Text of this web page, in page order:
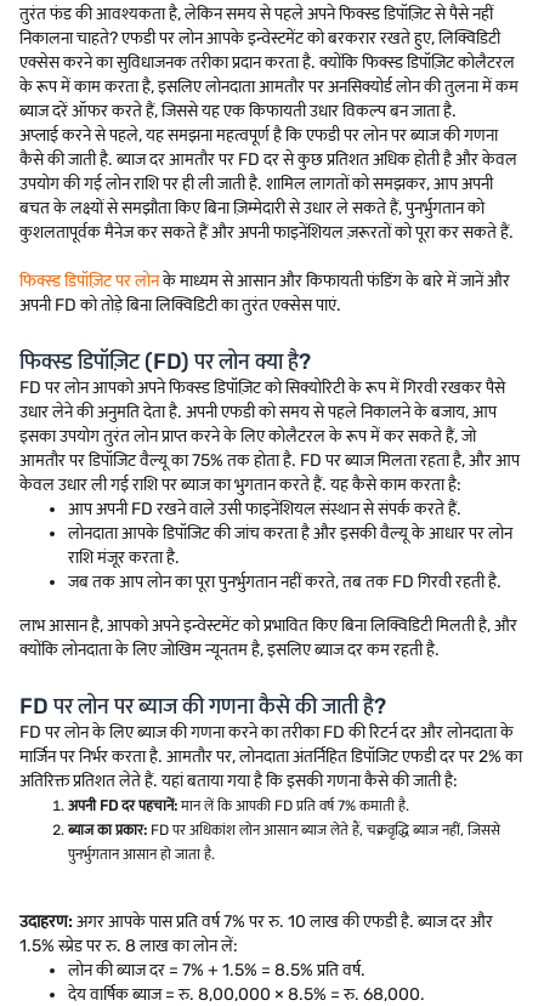
तुरंत फंड की आवश्यकता है, लेकिन समय से पहले अपने फिक्स्ड डिपॉज़िट से पैसे नहीं
निकालना चाहते? एफडी पर लोन आपके इन्वेस्टमेंट को बरकरार रखते हुए, लिक्विडिटी
एक्सेस करने का सुविधाजनक तरीका प्रदान करता है. क्योंकि फिक्स्ड डिपॉज़िट कोलैटरल
के रूप में काम करता है, इसलिए लोनदाता आमतौर पर अनसिक्योर्ड लोन की तुलना में कम
ब्याज दरें ऑफर करते हैं, जिससे यह एक किफायती उधार विकल्प बन जाता है.
अप्लाई करने से पहले, यह समझना महत्वपूर्ण है कि एफडी पर लोन पर ब्याज की गणना
कैसे की जाती है. ब्याज दर आमतौर पर FD दर से कुछ प्रतिशत अधिक होती है और केवल
उपयोग की गई लोन राशि पर ही ली जाती है. शामिल लागतों को समझकर, आप अपनी
बचत के लक्ष्यों से समझौता किए बिना ज़िम्मेदारी से उधार ले सकते हैं, पुनर्भुगतान को
कुशलतापूर्वक मैनेज कर सकते हैं और अपनी फाइनेंशियल ज़रूरतों को पूरा कर सकते हैं.
फिक्स्ड डिपॉज़िट पर लोनके माध्यम से आसान और किफायती फंडिंग के बारे में जानें और
अपनी FD को तोड़े बिना लिक्विडिटी का तुरंत एक्सेस पाएं.
फिक्स्ड डिपॉज़िट (FD) पर लोन क्या है?
FD पर लोन आपको अपने फिक्स्ड डिपॉज़िट को सिक्योरिटी के रूप में गिरवी रखकर पैसे
उधार लेने की अनुमति देता है. अपनी एफडी को समय से पहले निकालने के बजाय, आप
इसका उपयोग तुरंत लोन प्राप्त करने के लिए कोलैटरल के रूप में कर सकते हैं, जो
आमतौर पर डिपॉजिट वैल्यू का 75% तक होता है. FD पर ब्याज मिलता रहता है, और आप
केवल उधार ली गई राशि पर ब्याज का भुगतान करते हैं. यह कैसे काम करता है:
आप अपनी FD रखने वाले उसी फाइनेंशियल संस्थान से संपर्क करते हैं.
लोनदाता आपके डिपॉजिट की जांच करता है और इसकी वैल्यू के आधार पर लोन
राशि मंजूर करता है.
जब तक आप लोन का पूरा पुनर्भुगतान नहीं करते, तब तक FD गिरवी रहती है.
लाभ आसान है, आपको अपने इन्वेस्टमेंट को प्रभावित किए बिना लिक्विडिटी मिलती है, और
क्योंकि लोनदाता के लिए जोखिम न्यूनतम है, इसलिए ब्याज दर कम रहती है.
FD पर लोन पर ब्याज की गणना कैसे की जाती है?
FD पर लोन के लिए ब्याज की गणना करने का तरीका FD की रिटर्न दर और लोनदाता के
मार्जिन पर निर्भर करता है. आमतौर पर, लोनदाता अंतर्निहित डिपॉजिट एफडी दर पर 2% का
अतिरिक्त प्रतिशत लेते हैं. यहां बताया गया है कि इसकी गणना कैसे की जाती है:
अपनी FD दर पहचानें: मान लें कि आपकी FD प्रति वर्ष 7% कमाती है.
ब्याज का प्रकार: FD पर अधिकांश लोन आसान ब्याज लेते हैं, चक्रवृद्धि ब्याज नहीं, जिससे
पुनर्भुगतान आसान हो जाता है.
उदाहरण:अगर आपके पास प्रति वर्ष 7% पर रु. 10 लाख की एफडी है. ब्याज दर और
1.5% स्प्रेड पर रु. 8 लाख का लोन लें:
लोन की ब्याज दर = 7% + 1.5% = 8.5% प्रति वर्ष.
देय वार्षिक ब्याज = रु. 8,00,000 × 8.5% = रु. 68,000.